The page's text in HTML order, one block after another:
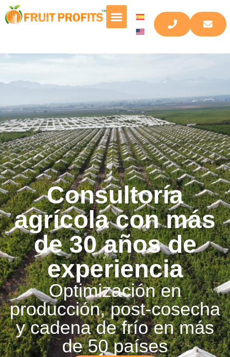
Optimización en
producción, post-cosecha
y cadena de frío en más
de 50 países
Consultoría
agrícola con más
de 30 años de
experiencia